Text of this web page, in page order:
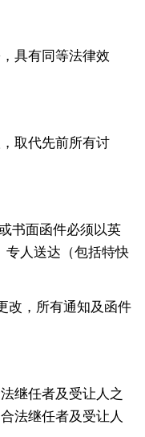
具有同等法律效
取代先前所有讨
书面函件必须以英
人送达（包括特快
改，所有通知及函件
继任者及受让人之
法继任者及受让人